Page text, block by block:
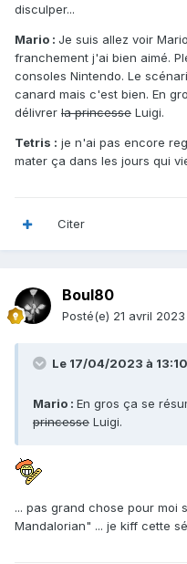
disculper...
Mario : Je suis allez voir
franchement j'ai bien aimé.
consoles Nintendo. Le
canard mais c'est bien. En
délivrer la princesse Luigi.
Tetris : je n'ai pas encore
mater ça dans les jours qui
Citer
Boul80
Posté(e) 21 avril 2023
Le 17/04/2023 à
Mario : En gros ça se
princesse Luigi.
... pas grand chose pour moi
Mandalorian" ... je kiff cette